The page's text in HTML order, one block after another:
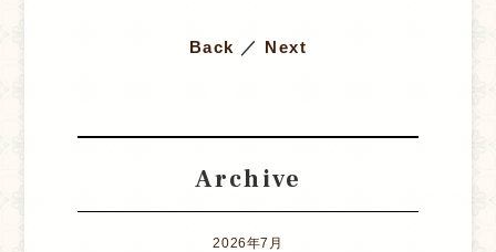
Back ／ Next
Archive
2026年7月